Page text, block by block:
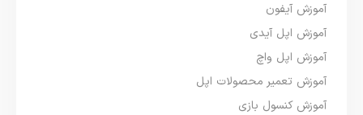
آموزش آیفون
آموزش اپل آیدی
آموزش اپل واچ
آموزش تعمیر محصولات اپل
آموزش کنسول بازی